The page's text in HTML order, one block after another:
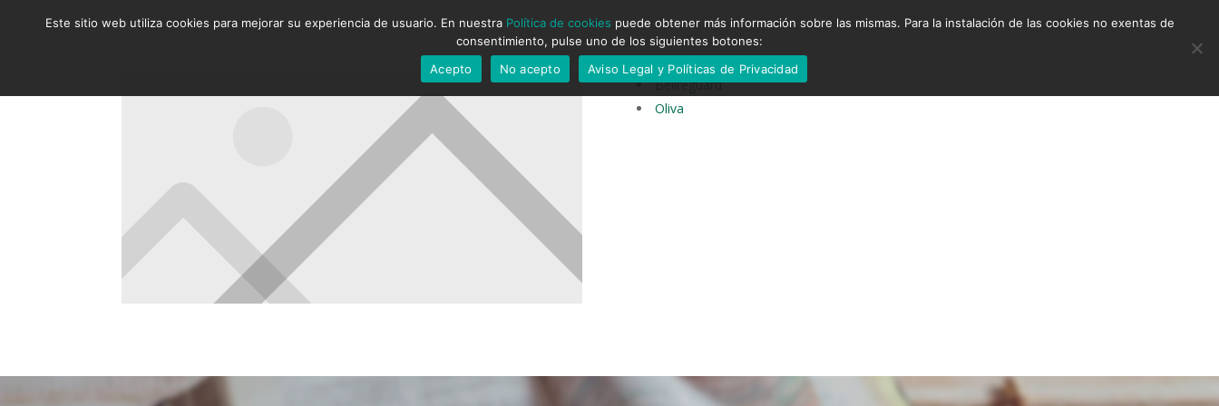
Bellreguard
Oliva
Este sitio web utiliza cookies para mejorar su experiencia de usuario. En nuestra Política de cookies puede obtener más información sobre las mismas. Para la instalación de las cookies no exentas de
consentimiento, pulse uno de los siguientes botones:
Acepto
No acepto Aviso Legal y Políticas de Privacidad